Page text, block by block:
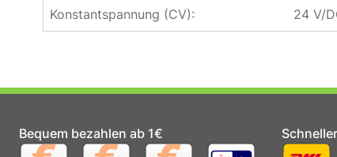
Konstantspannung (CV): 24 V/
Bequem bezahlen ab 1€